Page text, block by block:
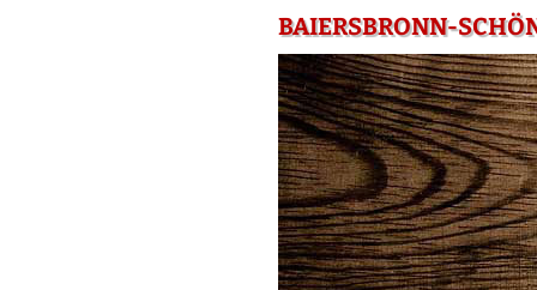
BAIERSBRONN-